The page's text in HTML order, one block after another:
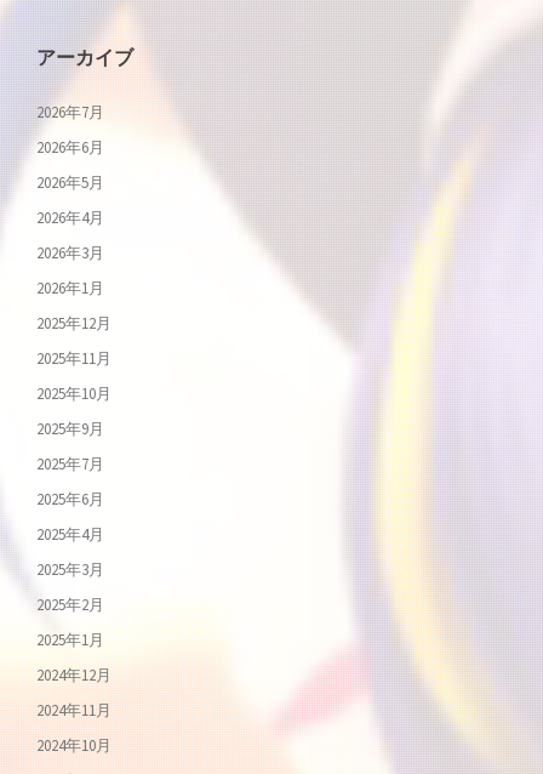
アーカイブ
2026年7月
2026年6月
2026年5月
2026年4月
2026年3月
2026年1月
2025年12月
2025年11月
2025年10月
2025年9月
2025年7月
2025年6月
2025年4月
2025年3月
2025年2月
2025年1月
2024年12月
2024年11月
2024年10月